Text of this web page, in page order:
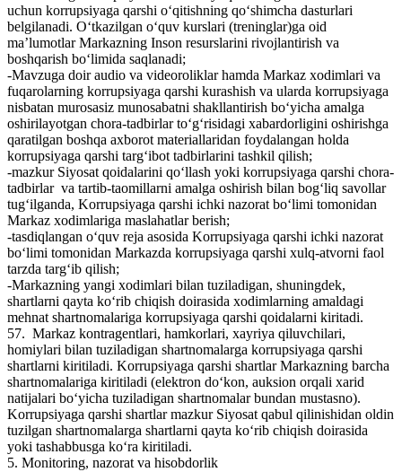
uchun korrupsiyaga qarshi o‘qitishning qo‘shimcha dasturlari
belgilanadi. O‘tkazilgan o‘quv kurslari (treninglar)ga oid
ma’lumotlar Markazning Inson resurslarini rivojlantirish va
boshqarish bo‘limida saqlanadi;
-Mavzuga doir audio va videoroliklar hamda Markaz xodimlari va
fuqarolarning korrupsiyaga qarshi kurashish va ularda korrupsiyaga
nisbatan murosasiz munosabatni shakllantirish bo‘yicha amalga
oshirilayotgan chora-tadbirlar to‘g‘risidagi xabardorligini oshirishga
qaratilgan boshqa axborot materiallaridan foydalangan holda
korrupsiyaga qarshi targ‘ibot tadbirlarini tashkil qilish;
-mazkur Siyosat qoidalarini qo‘llash yoki korrupsiyaga qarshi chora-
tadbirlar va tartib-taomillarni amalga oshirish bilan bog‘liq savollar
tug‘ilganda, Korrupsiyaga qarshi ichki nazorat bo‘limi tomonidan
Markaz xodimlariga maslahatlar berish;
-tasdiqlangan o‘quv reja asosida Korrupsiyaga qarshi ichki nazorat
bo‘limi tomonidan Markazda korrupsiyaga qarshi xulq-atvorni faol
tarzda targ‘ib qilish;
-Markazning yangi xodimlari bilan tuziladigan, shuningdek,
shartlarni qayta ko‘rib chiqish doirasida xodimlarning amaldagi
mehnat shartnomalariga korrupsiyaga qarshi qoidalarni kiritadi.
57. Markaz kontragentlari, hamkorlari, xayriya qiluvchilari,
homiylari bilan tuziladigan shartnomalarga korrupsiyaga qarshi
shartlarni kiritiladi. Korrupsiyaga qarshi shartlar Markazning barcha
shartnomalariga kiritiladi (elektron do‘kon, auksion orqali xarid
natijalari bo‘yicha tuziladigan shartnomalar bundan mustasno).
Korrupsiyaga qarshi shartlar mazkur Siyosat qabul qilinishidan oldin
tuzilgan shartnomalarga shartlarni qayta ko‘rib chiqish doirasida
yoki tashabbusga ko‘ra kiritiladi.
5. Monitoring, nazorat va hisobdorlik